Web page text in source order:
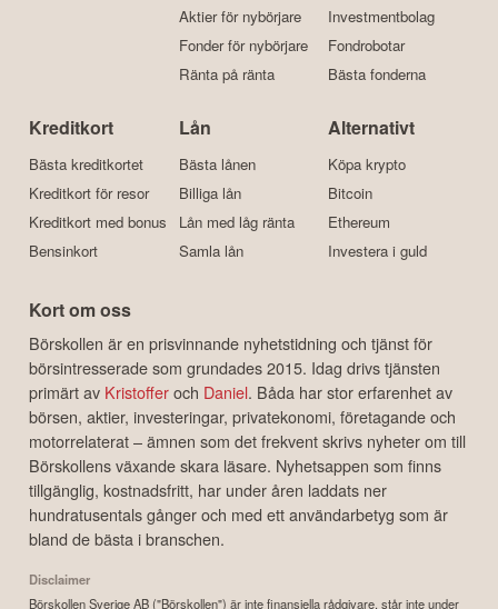
Aktier för nybörjare
Fonder för nybörjare
Ränta på ränta
Investmentbolag
Fondrobotar
Bästa fonderna
Kreditkort
Bästa kreditkortet
Kreditkort för resor
Kreditkort med bonus
Bensinkort
Lån
Bästa lånen
Billiga lån
Lån med låg ränta
Samla lån
Alternativt
Köpa krypto
Bitcoin
Ethereum
Investera i guld
Kort om oss
Börskollen är en prisvinnande nyhetstidning och tjänst för
börsintresserade som grundades 2015. Idag drivs tjänsten
primärt av Kristofferoch Daniel. Båda har stor erfarenhet av
börsen, aktier, investeringar, privatekonomi, företagande och
motorrelaterat – ämnen som det frekvent skrivs nyheter om till
Börskollens växande skara läsare. Nyhetsappen som finns
tillgänglig, kostnadsfritt, har under åren laddats ner
hundratusentals gånger och med ett användarbetyg som är
bland de bästa i branschen.
Disclaimer
Börskollen Sverige AB ("Börskollen") är inte finansiella rådgivare, står inte under